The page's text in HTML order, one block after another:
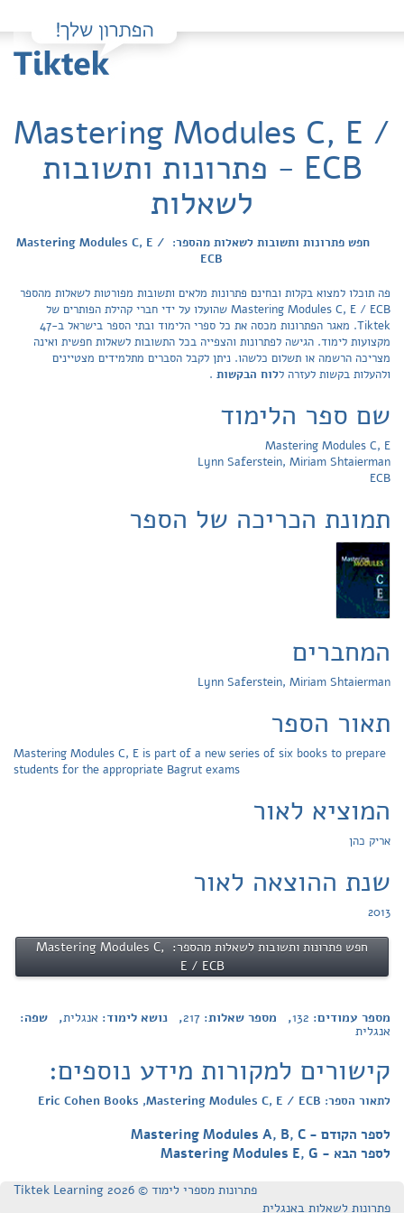
Mastering Modules C, E /
ECB - פתרונות ותשובות
לשאלות
חפש פתרונות ותשובות לשאלות מהספר: Mastering Modules C, E /
ECB
פה תוכלו למצוא בקלות ובחינם פתרונות מלאים ותשובות מפורטות לשאלות מהספר
Mastering Modules C, E / ECB שהועלו על ידי חברי קהילת הפותרים של
Tiktek. מאגר הפתרונות מכסה את כל ספרי הלימוד ובתי הספר בישראל ב-47
מקצועות לימוד. הגישה לפתרונות והצפייה בכל התשובות לשאלות חפשית ואינה
מצריכה הרשמה או תשלום כלשהו. ניתן לקבל הסברים מתלמידים מצטיינים
ולהעלות בקשות לעזרה ללוח הבקשות .
שם ספר הלימוד
Mastering Modules C, E
Lynn Saferstein, Miriam Shtaierman
ECB
תמונת הכריכה של הספר
המחברים
Lynn Saferstein, Miriam Shtaierman
תאור הספר
Mastering Modules C, E is part of a new series of six books to prepare
students for the appropriate Bagrut exams
המוציא לאור
אריק כהן
שנת ההוצאה לאור
2013
חפש פתרונות ותשובות לשאלות מהספר: Mastering Modules C,
E / ECB
מספר עמודים: 132, מספר שאלות: 217, נושא לימוד: אנגלית, שפה:
אנגלית
קישורים למקורות מידע נוספים:
לתאור הספר: Eric Cohen Books ,Mastering Modules C, E / ECB
לספר הקודם - Mastering Modules A, B, C
לספר הבא - Mastering Modules E, G
פתרונות מספרי לימוד © Tiktek Learning 2026
פתרונות לשאלות באנגלית